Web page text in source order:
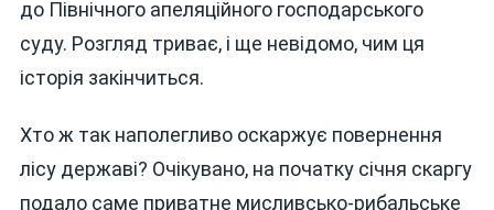
до Північного апеляційного господарського
суду. Розгляд триває, і ще невідомо, чим ця
історія закінчиться.
Хто ж так наполегливо оскаржує повернення
лісу державі? Очікувано, на початку січня скаргу
подало саме приватне мисливсько-рибальське